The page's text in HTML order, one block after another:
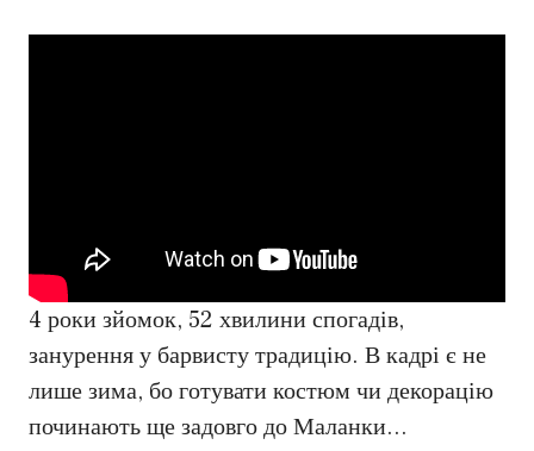
4 роки зйомок, 52 хвилини спогадів,
занурення у барвисту традицію. В кадрі є не
лише зима, бо готувати костюм чи декорацію
починають ще задовго до Маланки…